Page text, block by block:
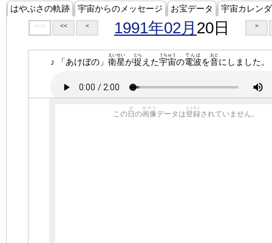
はやぶさの軌跡 宇宙からのメッセージ お宝データ 宇宙カレン
<<< << < 1991年02月 20日 >
♪ 「あけぼの」 衛星
えいせい
が捉
とら
えた宇宙
うちゅう
の電波
でんぱ
を音
おと
にしました。
この 日
ひ
の画像
がぞう
データは登録
とうろく
されていません。